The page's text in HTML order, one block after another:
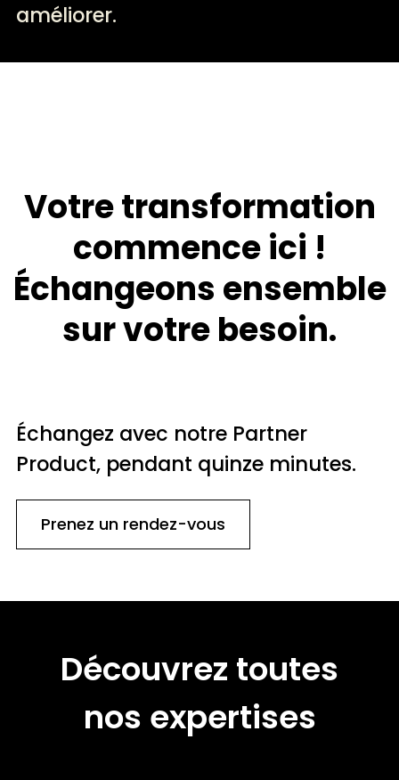
améliorer.
Votre transformation
commence ici !
Échangeons ensemble
sur votre besoin.
Échangez avec notre Partner
Product, pendant quinze minutes.
Prenez un rendez-vous
Découvrez toutes
nos expertises